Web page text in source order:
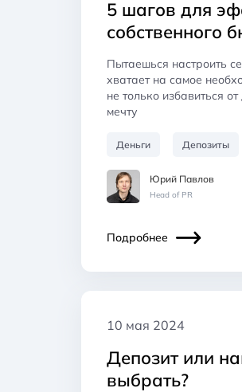
5 шагов для
собственного
Пытаешься настроить
хватает на самое
не только избавиться
мечту
Деньги Депозиты
Юрий Павлов
Head of PR
Подробнее
10 мая 2024
Депозит или
выбрать?